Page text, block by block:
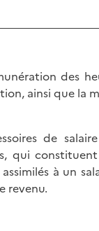
des
ainsi que la
de
qui
à un
revenu.